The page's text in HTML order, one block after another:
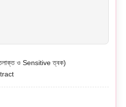
ও Sensitive ত্বক)